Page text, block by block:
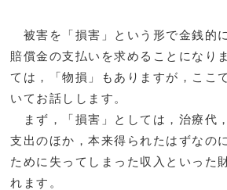
被害を「損害」という形で金銭的
賠償金の支払いを求めることになり
ては，「物損」もありますが，ここ
いてお話しします。
まず，「損害」としては，治療代
支出のほか，本来得られたはずなの
ために失ってしまった収入といった
れます。